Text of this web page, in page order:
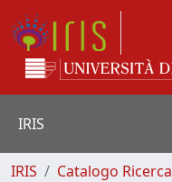
IRIS
IRIS Catalogo Ricerca